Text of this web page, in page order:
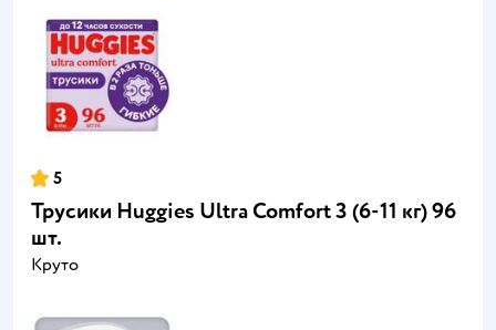
5
Трусики Huggies Ultra Comfort 3 (6-11 кг) 96
шт.
Круто